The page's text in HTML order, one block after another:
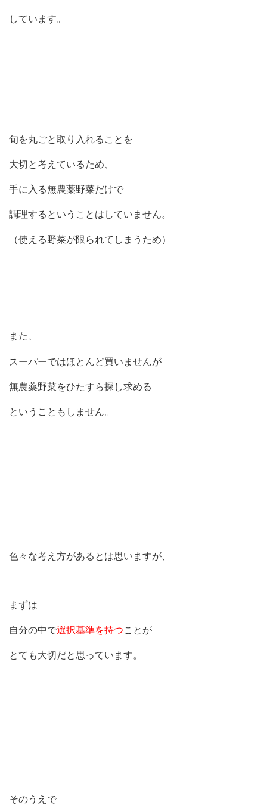
しています。
旬を丸ごと取り入れることを
大切と考えているため、
手に入る無農薬野菜だけで
調理するということはしていません。
（使える野菜が限られてしまうため）
また、
スーパーではほとんど買いませんが
無農薬野菜をひたすら探し求める
ということもしません。
色々な考え方があるとは思いますが、
まずは
自分の中で選択基準を持つことが
とても大切だと思っています。
そのうえで